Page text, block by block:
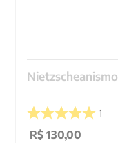
Nietzscheanismo
1
R$ 130,00